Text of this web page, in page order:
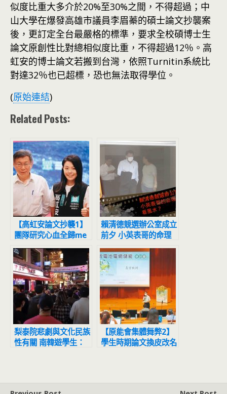
似度比重大多介於20%至30%之間，不得超過；中
山大學在爆發高雄市議員李眉蓁的碩士論文抄襲案
後，更訂定全台最嚴格的標準，要求全校碩博士生
論文原創性比對總相似度比重，不得超過12％。高
虹安的博士論文若搬到台灣，依照Turnitin系統比
對達32％也已超標，恐也無法取得學位。
(原始連結)
Related Posts:
【高虹安論文抄襲1】
團隊研究心血全歸me
高虹安侵權資策會重踩
2大雷
賴清德競選辦公室成立
前夕 小英表哥的命理
師「諸羅山人」看風
水？
梨泰院悲劇與文化民族
性有關 南韓遊學生：
【原能會集體舞弊2】
學生時期論文換皮改名